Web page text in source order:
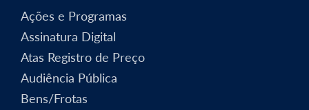
Ações e Programas
Assinatura Digital
Atas Registro de Preço
Audiência Pública
Bens/Frotas